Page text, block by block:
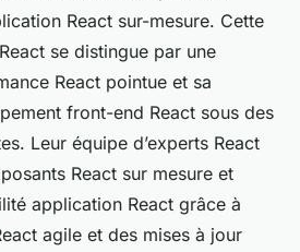
React sur-mesure. Cette
se distingue par une
React pointue et sa
front-end React sous des
Leur équipe d’experts React
React sur mesure et
application React grâce à
agile et des mises à jour